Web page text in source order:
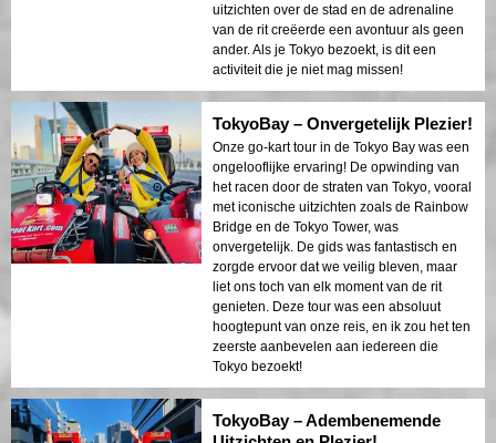
uitzichten over de stad en de adrenaline
van de rit creëerde een avontuur als geen
ander. Als je Tokyo bezoekt, is dit een
activiteit die je niet mag missen!
TokyoBay – Onvergetelijk Plezier!
Onze go-kart tour in de Tokyo Bay was een
ongelooflijke ervaring! De opwinding van
het racen door de straten van Tokyo, vooral
met iconische uitzichten zoals de Rainbow
Bridge en de Tokyo Tower, was
onvergetelijk. De gids was fantastisch en
zorgde ervoor dat we veilig bleven, maar
liet ons toch van elk moment van de rit
genieten. Deze tour was een absoluut
hoogtepunt van onze reis, en ik zou het ten
zeerste aanbevelen aan iedereen die
Tokyo bezoekt!
TokyoBay – Adembenemende